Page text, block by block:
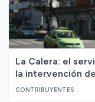
La Calera: el
la intervención
CONTRIBUYENTES